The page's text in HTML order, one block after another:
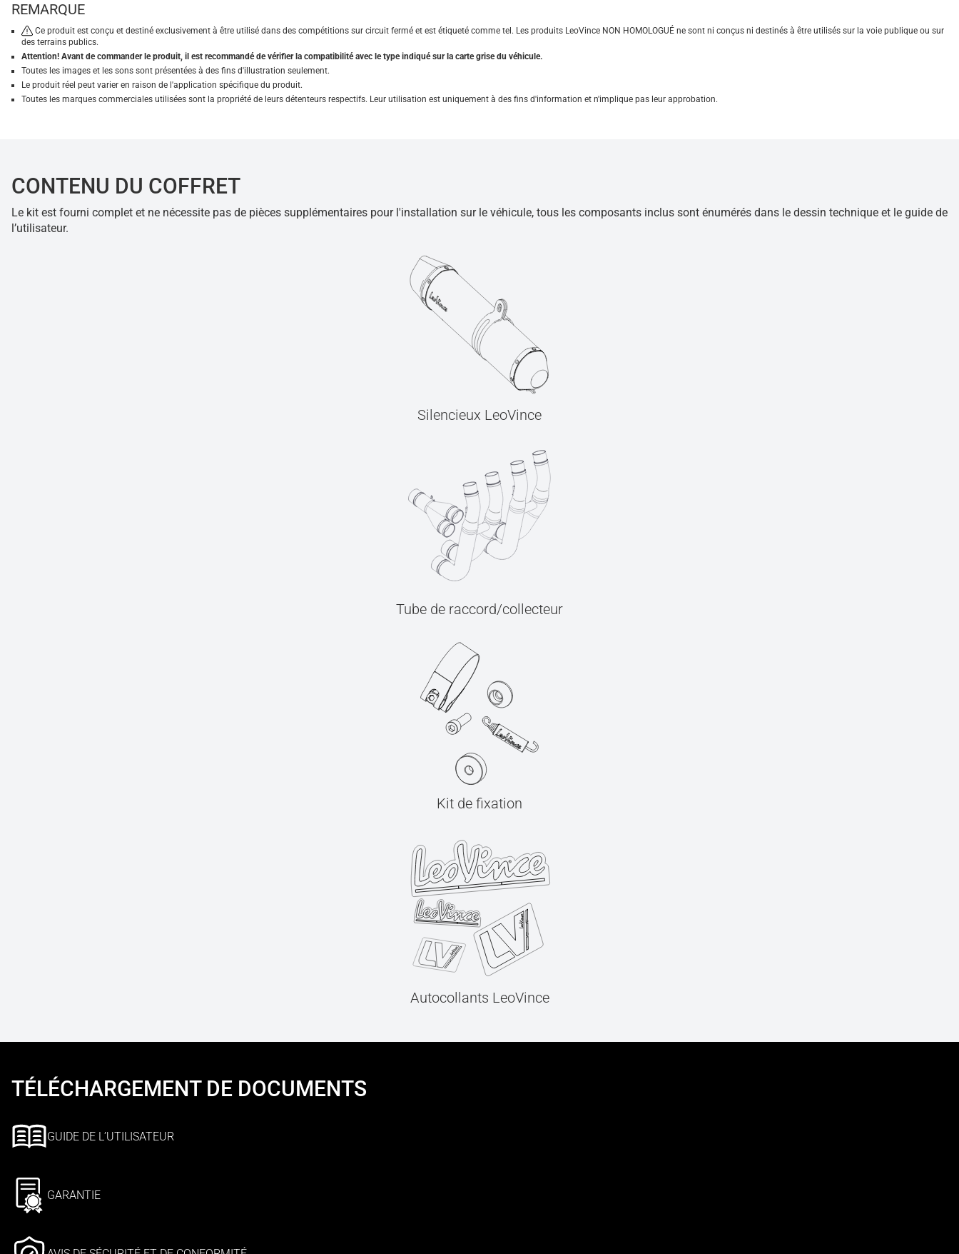
REMARQUE
Ce produit est conçu et destiné exclusivement à être utilisé dans des compétitions sur circuit fermé et est étiqueté comme tel. Les produits LeoVince NON HOMOLOGUÉ ne sont ni conçus ni destinés à être utilisés sur la voie publique ou sur
des terrains publics.
Attention! Avant de commander le produit, il est recommandé de vérifier la compatibilité avec le type indiqué sur la carte grise du véhicule.
Toutes les images et les sons sont présentées à des fins d'illustration seulement.
Le produit réel peut varier en raison de l'application spécifique du produit.
Toutes les marques commerciales utilisées sont la propriété de leurs détenteurs respectifs. Leur utilisation est uniquement à des fins d'information et n'implique pas leur approbation.
CONTENU DU COFFRET
Le kit est fourni complet et ne nécessite pas de pièces supplémentaires pour l'installation sur le véhicule, tous les composants inclus sont énumérés dans le dessin technique et le guide de
l’utilisateur.
Silencieux LeoVince
Tube de raccord/collecteur
Kit de fixation
Autocollants LeoVince
TÉLÉCHARGEMENT DE DOCUMENTS
GUIDE DE L’UTILISATEUR
GARANTIE